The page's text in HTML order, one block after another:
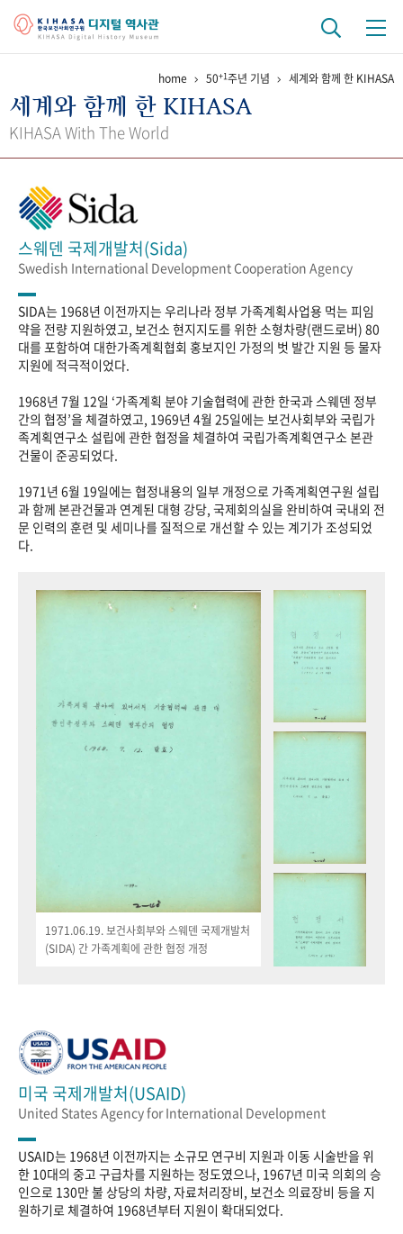
걸어온 길 기관 변천사 역대 기관장
정책과 연구 키워드로 보는 연구 역사
간행물 변천사
기록물 아카이브
사진 아카이브 문서 기록물 행정박물 영상 기록물
성과 50선 숫자로 보는 50년 50+1주년 광장
세계와 함께 한 KIHASA
VR 역사관
home 50+1주년 기념 세계와 함께 한 KIHASA
세계와 함께 한 KIHASA
KIHASA With The World
스웨덴 국제개발처(Sida)
Swedish International Development Cooperation Agency
SIDA는 1968년 이전까지는 우리나라 정부 가족계획사업용 먹는 피임
약을 전량 지원하였고, 보건소 현지지도를 위한 소형차량(랜드로버) 80
대를 포함하여 대한가족계획협회 홍보지인 가정의 벗 발간 지원 등 물자
지원에 적극적이었다.
1968년 7월 12일 ‘가족계획 분야 기술협력에 관한 한국과 스웨덴 정부
간의 협정’을 체결하였고, 1969년 4월 25일에는 보건사회부와 국립가
족계획연구소 설립에 관한 협정을 체결하여 국립가족계획연구소 본관
건물이 준공되었다.
1971년 6월 19일에는 협정내용의 일부 개정으로 가족계획연구원 설립
과 함께 본관건물과 연계된 대형 강당, 국제회의실을 완비하여 국내외 전
문 인력의 훈련 및 세미나를 질적으로 개선할 수 있는 계기가 조성되었
다.
1971.06.19. 보건사회부와 스웨덴 국제개발처
(SIDA) 간 가족계획에 관한 협정 개정
미국 국제개발처(USAID)
United States Agency for International Development
USAID는 1968년 이전까지는 소규모 연구비 지원과 이동 시술반을 위
한 10대의 중고 구급차를 지원하는 정도였으나, 1967년 미국 의회의 승
인으로 130만 불 상당의 차량, 자료처리장비, 보건소 의료장비 등을 지
원하기로 체결하여 1968년부터 지원이 확대되었다.